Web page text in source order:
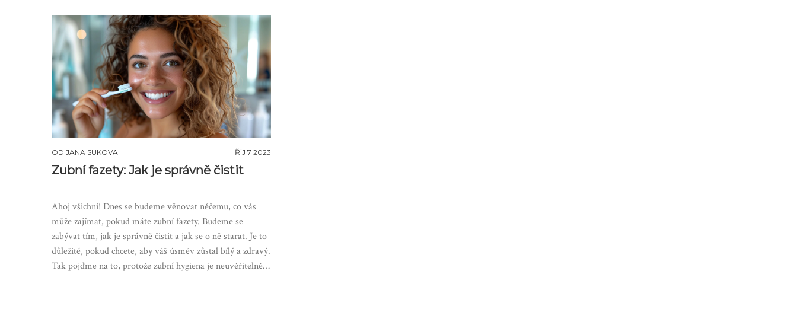
OD JANA SUKOVA ŘÍJ 7 2023
Zubní fazety: Jak je správně čistit
Ahoj všichni! Dnes se budeme věnovat něčemu, co vás
může zajímat, pokud máte zubní fazety. Budeme se
zabývat tím, jak je správně čistit a jak se o ně starat. Je to
důležité, pokud chcete, aby váš úsměv zůstal bílý a zdravý.
Tak pojďme na to, protože zubní hygiena je neuvěřitelně